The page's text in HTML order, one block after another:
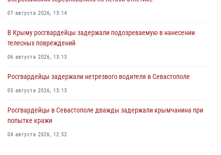
07 августа 2026, 13:14
В Крыму росгвардейцы задержали подозреваемую в нанесении
телесных повреждений
06 августа 2026, 13:13
Росгвардейцы задержали нетрезвого водителя в Севастополе
05 августа 2026, 13:13
Росгвардейцы в Севастополе дважды задержали крымчанина при
попытке кражи
04 августа 2026, 12:52